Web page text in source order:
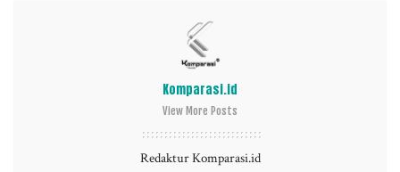
Komparasi.id
View More Posts
Redaktur Komparasi.id